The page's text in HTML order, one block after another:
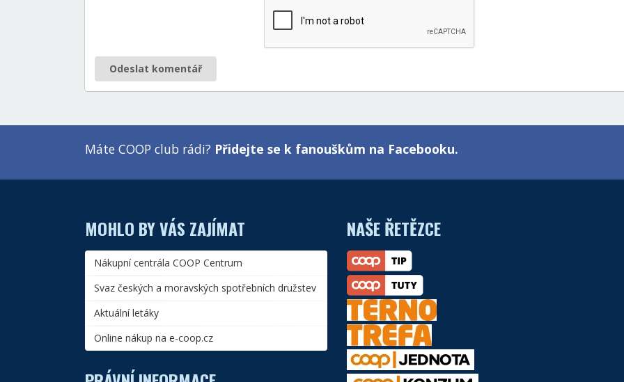
Odeslat komentář
Máte COOP club rádi? Přidejte se k fanouškům na Facebooku.
MOHLO BY VÁS ZAJÍMAT
Nákupní centrála COOP Centrum
Svaz českých a moravských spotřebních družstev
Aktuální letáky
Online nákup na e-coop.cz
NAŠE ŘETĚZCE